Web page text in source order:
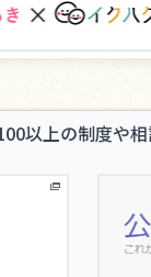
以上の制度や